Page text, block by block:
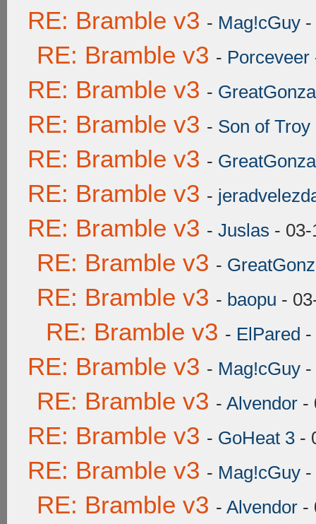
RE: Bramble v3 - Mag!cGuy -
RE: Bramble v3 - Porceveer
RE: Bramble v3 -
RE: Bramble v3 - Son of Troy
RE: Bramble v3 -
RE: Bramble v3 -
RE: Bramble v3 - Juslas - 03-
RE: Bramble v3 -
RE: Bramble v3 - baopu -
RE: Bramble v3 - ElPared -
RE: Bramble v3 - Mag!cGuy -
RE: Bramble v3 - Alvendor -
RE: Bramble v3 - GoHeat 3 -
RE: Bramble v3 - Mag!cGuy -
RE: Bramble v3 - Alvendor -